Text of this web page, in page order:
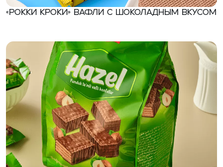
«Рокки Кроки» Вафли с шоколадным вкусом